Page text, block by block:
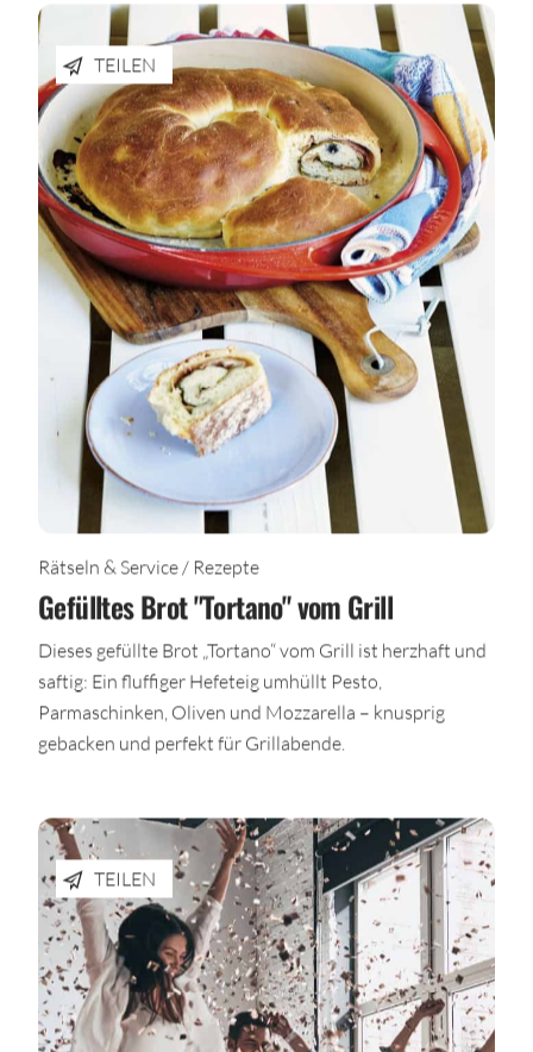
TEILEN
Rätseln & Service / Rezepte
Gefülltes Brot "Tortano" vom Grill
Dieses gefüllte Brot „Tortano“ vom Grill ist herzhaft und
saftig: Ein fluffiger Hefeteig umhüllt Pesto,
Parmaschinken, Oliven und Mozzarella – knusprig
gebacken und perfekt für Grillabende.
TEILEN